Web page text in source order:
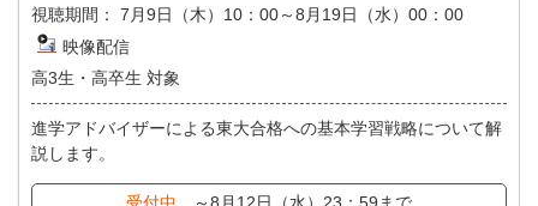
視聴期間：
7月9日（木）10：00～8月19日（水）00：00
映像配信
高3生・高卒生 対象
進学アドバイザーによる東大合格への基本学習戦略について解
説します。